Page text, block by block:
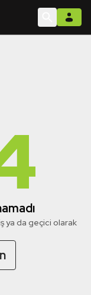
ya da geçici olarak